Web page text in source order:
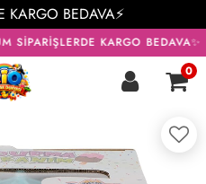
KARGO BEDAVA⚡
SİPARİŞLERDE KARGO BEDAVA✨
0